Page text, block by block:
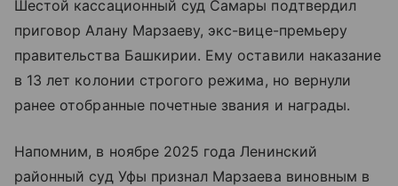
Шестой кассационный суд Самары подтвердил
приговор Алану Марзаеву, экс-вице-премьеру
правительства Башкирии. Ему оставили наказание
в 13 лет колонии строгого режима, но вернули
ранее отобранные почетные звания и награды.
Напомним, в ноябре 2025 года Ленинский
районный суд Уфы признал Марзаева виновным в